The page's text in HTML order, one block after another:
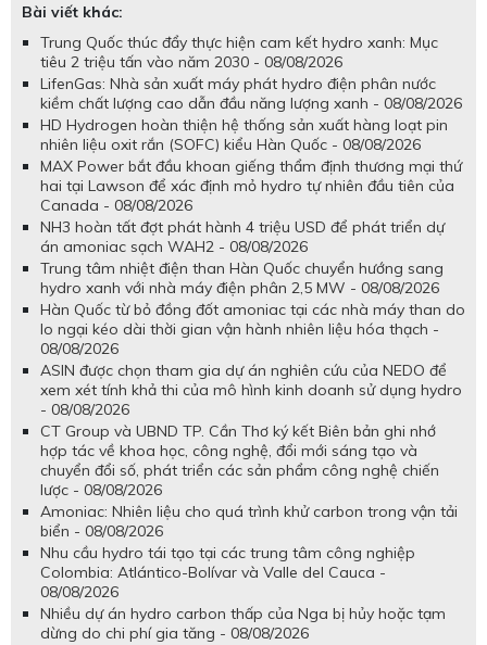
Bài viết khác:
Trung Quốc thúc đẩy thực hiện cam kết hydro xanh: Mục
tiêu 2 triệu tấn vào năm 2030 - 08/08/2026
LifenGas: Nhà sản xuất máy phát hydro điện phân nước
kiềm chất lượng cao dẫn đầu năng lượng xanh - 08/08/2026
HD Hydrogen hoàn thiện hệ thống sản xuất hàng loạt pin
nhiên liệu oxit rắn (SOFC) kiểu Hàn Quốc - 08/08/2026
MAX Power bắt đầu khoan giếng thẩm định thương mại thứ
hai tại Lawson để xác định mỏ hydro tự nhiên đầu tiên của
Canada - 08/08/2026
NH3 hoàn tất đợt phát hành 4 triệu USD để phát triển dự
án amoniac sạch WAH2 - 08/08/2026
Trung tâm nhiệt điện than Hàn Quốc chuyển hướng sang
hydro xanh với nhà máy điện phân 2,5 MW - 08/08/2026
Hàn Quốc từ bỏ đồng đốt amoniac tại các nhà máy than do
lo ngại kéo dài thời gian vận hành nhiên liệu hóa thạch -
08/08/2026
ASIN được chọn tham gia dự án nghiên cứu của NEDO để
xem xét tính khả thi của mô hình kinh doanh sử dụng hydro
- 08/08/2026
CT Group và UBND TP. Cần Thơ ký kết Biên bản ghi nhớ
hợp tác về khoa học, công nghệ, đổi mới sáng tạo và
chuyển đổi số, phát triển các sản phẩm công nghệ chiến
lược - 08/08/2026
Amoniac: Nhiên liệu cho quá trình khử carbon trong vận tải
biển - 08/08/2026
Nhu cầu hydro tái tạo tại các trung tâm công nghiệp
Colombia: Atlántico-Bolívar và Valle del Cauca -
08/08/2026
Nhiều dự án hydro carbon thấp của Nga bị hủy hoặc tạm
dừng do chi phí gia tăng - 08/08/2026